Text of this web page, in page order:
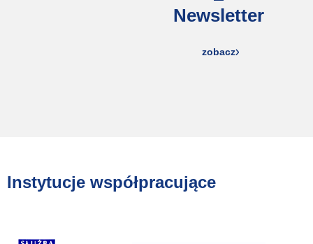
Newsletter
zobacz
Instytucje współpracujące